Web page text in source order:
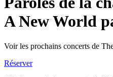
A New World
Voir les prochains concerts de
Réserver